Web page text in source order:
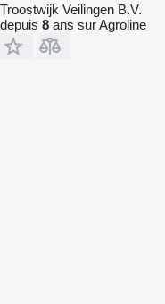
Troostwijk Veilingen B.V.
depuis 8 ans sur Agroline